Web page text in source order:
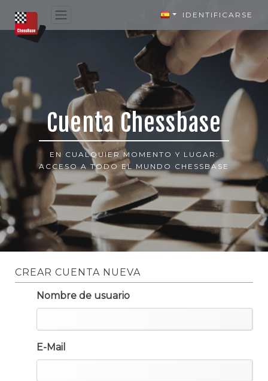
IDENTIFICARSE
Cuenta Chessbase
EN CUALQUIER MOMENTO Y LUGAR:
ACCESO A TODO EL MUNDO CHESSBASE
CREAR CUENTA NUEVA
Nombre de usuario
E-Mail